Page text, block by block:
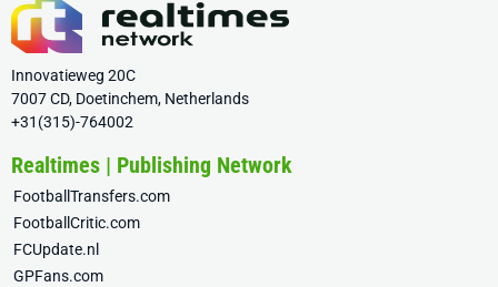
Innovatieweg 20C
7007 CD, Doetinchem, Netherlands
+31(315)-764002
Realtimes | Publishing Network
FootballTransfers.com
FootballCritic.com
FCUpdate.nl
GPFans.com